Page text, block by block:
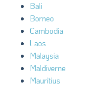
Bali
Borneo
Cambodia
Laos
Malaysia
Maldiverne
Mauritius